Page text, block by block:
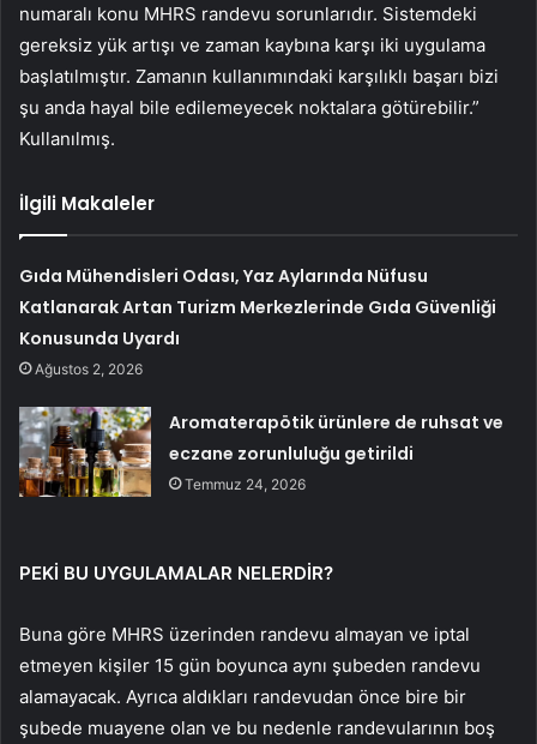
numaralı konu MHRS randevu sorunlarıdır. Sistemdeki
gereksiz yük artışı ve zaman kaybına karşı iki uygulama
başlatılmıştır. Zamanın kullanımındaki karşılıklı başarı bizi
şu anda hayal bile edilemeyecek noktalara götürebilir.”
Kullanılmış.
İlgili Makaleler
Gıda Mühendisleri Odası, Yaz Aylarında Nüfusu
Katlanarak Artan Turizm Merkezlerinde Gıda Güvenliği
Konusunda Uyardı
Ağustos 2, 2026
Aromaterapötik ürünlere de ruhsat ve
eczane zorunluluğu getirildi
Temmuz 24, 2026
PEKİ BU UYGULAMALAR NELERDİR?
Buna göre MHRS üzerinden randevu almayan ve iptal
etmeyen kişiler 15 gün boyunca aynı şubeden randevu
alamayacak. Ayrıca aldıkları randevudan önce bire bir
şubede muayene olan ve bu nedenle randevularının boş